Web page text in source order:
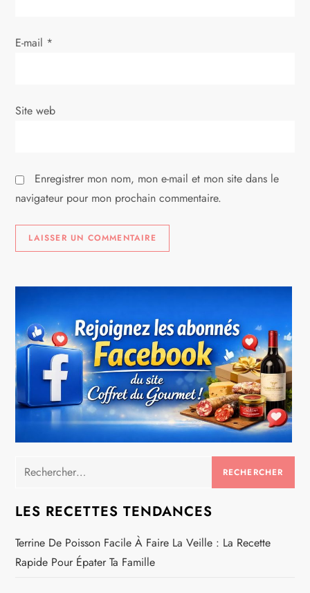
t
c
e
E-mail *
Site web
Enregistrer mon nom, mon e-mail et mon site dans le
navigateur pour mon prochain commentaire.
Rechercher :
LES RECETTES TENDANCES
Terrine De Poisson Facile À Faire La Veille : La Recette
Rapide Pour Épater Ta Famille